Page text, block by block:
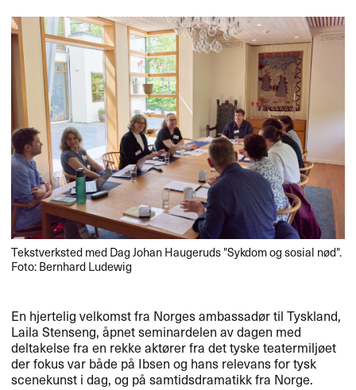
Tekstverksted med Dag Johan Haugeruds "Sykdom og sosial nød".
Foto: Bernhard Ludewig
En hjertelig velkomst fra Norges ambassadør til Tyskland,
Laila Stenseng, åpnet seminardelen av dagen med
deltakelse fra en rekke aktører fra det tyske teatermiljøet
der fokus var både på Ibsen og hans relevans for tysk
scenekunst i dag, og på samtidsdramatikk fra Norge.